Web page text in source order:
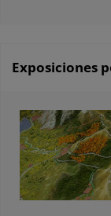
Exposiciones